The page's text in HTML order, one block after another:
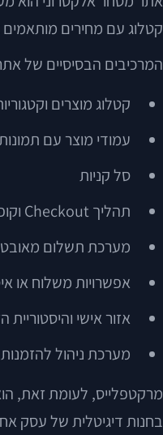
קטלוג עם מחירים מותאמים
המרכיבים הבסיסיים של
קטלוג מוצרים
עמודי מוצר עם
סל קניות
תהליך Checkout וקופה
מערכת תשלום
אפשרויות משלוח או
אזור אישי והיסטוריית
מערכת ניהול
מרקטפלייס, לעומת זאת,
בחנות דיגיטלית של עסק